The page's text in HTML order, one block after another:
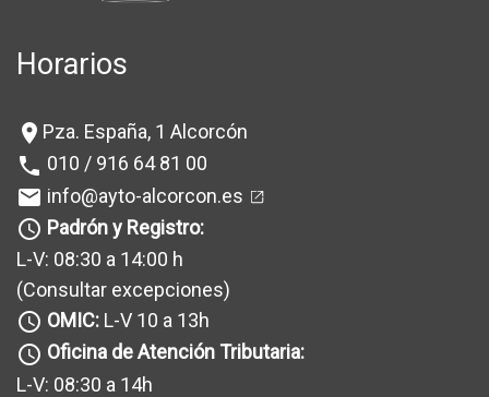
Horarios
location_on Pza. España, 1 Alcorcón
phone 010 / 916 64 81 00
mail info@ayto-alcorcon.es
query_builder Padrón y Registro:
L-V: 08:30 a 14:00 h
(Consultar excepciones)
query_builder OMIC: L-V 10 a 13h
query_builder Oficina de Atención Tributaria:
L-V: 08:30 a 14h